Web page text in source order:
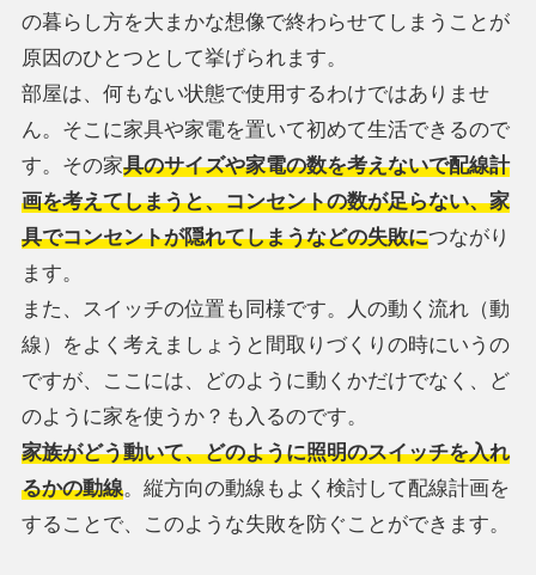
の暮らし方を大まかな想像で終わらせてしまうことが
原因のひとつとして挙げられます。
部屋は、何もない状態で使用するわけではありませ
ん。そこに家具や家電を置いて初めて生活できるので
す。その家具のサイズや家電の数を考えないで配線計
画を考えてしまうと、コンセントの数が足らない、家
具でコンセントが隠れてしまうなどの失敗につながり
ます。
また、スイッチの位置も同様です。人の動く流れ（動
線）をよく考えましょうと間取りづくりの時にいうの
ですが、ここには、どのように動くかだけでなく、ど
のように家を使うか？も入るのです。
家族がどう動いて、どのように照明のスイッチを入れ
るかの動線。縦方向の動線もよく検討して配線計画を
することで、このような失敗を防ぐことができます。